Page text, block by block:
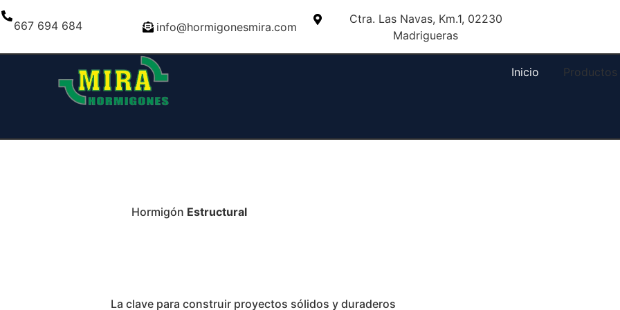
667 694 684 info@hormigonesmira.com
Ctra. Las Navas, Km.1, 02230
Madrigueras
Inicio
Hormigón Estructural
La clave para construir proyectos sólidos y duraderos